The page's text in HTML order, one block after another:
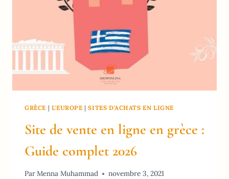
GRÈCE | L'EUROPE |SITES D'ACHATS EN LIGNE
Site de vente en ligne en grèce :
Guide complet 2026
ParMenna Muhammad novembre 3, 2021